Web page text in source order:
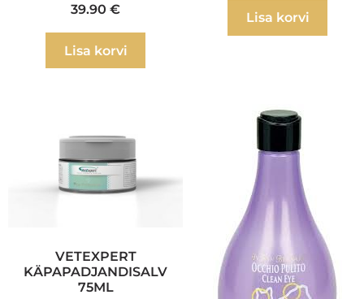
39.90 €
Lisa korvi
Lisa korvi
VETEXPERT
KÄPAPADJANDISALV
75ML